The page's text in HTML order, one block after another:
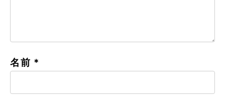
名前 *